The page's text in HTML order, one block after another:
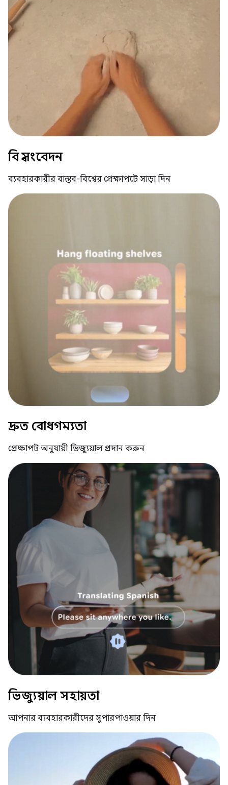
বিশ্ব সংবেদন
ব্যবহারকারীর বাস্তব-বিশ্বের প্রেক্ষাপটে সাড়া দিন
দ্রুত বোধগম্যতা
প্রেক্ষাপট অনুযায়ী ভিজ্যুয়াল প্রদান করুন
ভিজ্যুয়াল সহায়তা
আপনার ব্যবহারকারীদের সুপারপাওয়ার দিন